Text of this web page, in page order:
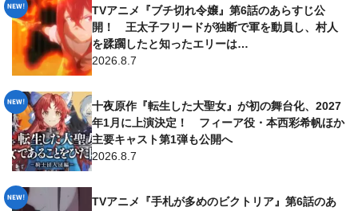
TVアニメ『ブチ切れ令嬢』第6話のあらすじ公
開！ 王太子フリードが独断で軍を動員し、村人
を蹂躙したと知ったエリーは…
2026.8.7
十夜原作『転生した大聖女』が初の舞台化、2027
年1月に上演決定！ フィーア役・本西彩希帆ほか
主要キャスト第1弾も公開へ
2026.8.7
TVアニメ『手札が多めのビクトリア』第6話のあ